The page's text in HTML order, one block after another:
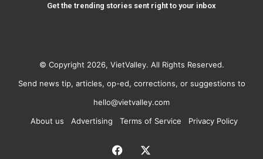
Get the trending stories sent right to your inbox
© Copyright 2026, VietValley. All Rights Reserved.
Send news tip, articles, op-ed, corrections, or suggestions to
hello@vietvalley.com
About us
Advertising Terms of Service Privacy Policy
Facebook